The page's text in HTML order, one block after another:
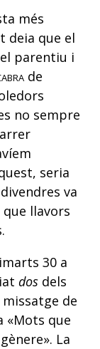
més
deia que el
parentiu i
de
no sempre
seria
va
llavors
30 a
dosdels
de
«Mots que
La